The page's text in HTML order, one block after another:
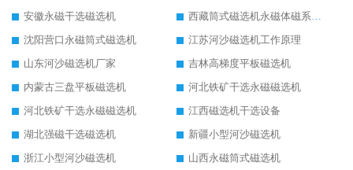
安徽永磁干选磁选机
西藏筒式磁选机永磁体磁系设计
沈阳营口永磁筒式磁选机
江苏河沙磁选机工作原理
山东河沙磁选机厂家
吉林高梯度平板磁选机
内蒙古三盘平板磁选机
河北铁矿干选永磁磁选机
河北铁矿干选永磁磁选机
江西磁选机干选设备
湖北强磁干选磁选机
新疆小型河沙磁选机
浙江小型河沙磁选机
山西永磁筒式磁选机